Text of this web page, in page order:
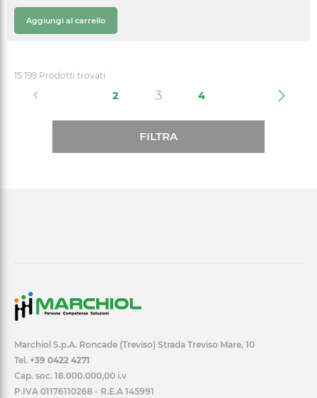
Aggiungi al carrello
15.199 Prodotti trovati
2 3(current)
4
FILTRA
Marchiol S.p.A. Roncade (Treviso) Strada Treviso Mare, 10
Tel. +39 0422 4271
Cap. soc. 18.000.000,00 i.v
P.IVA 01176110268 - R.E.A 145991